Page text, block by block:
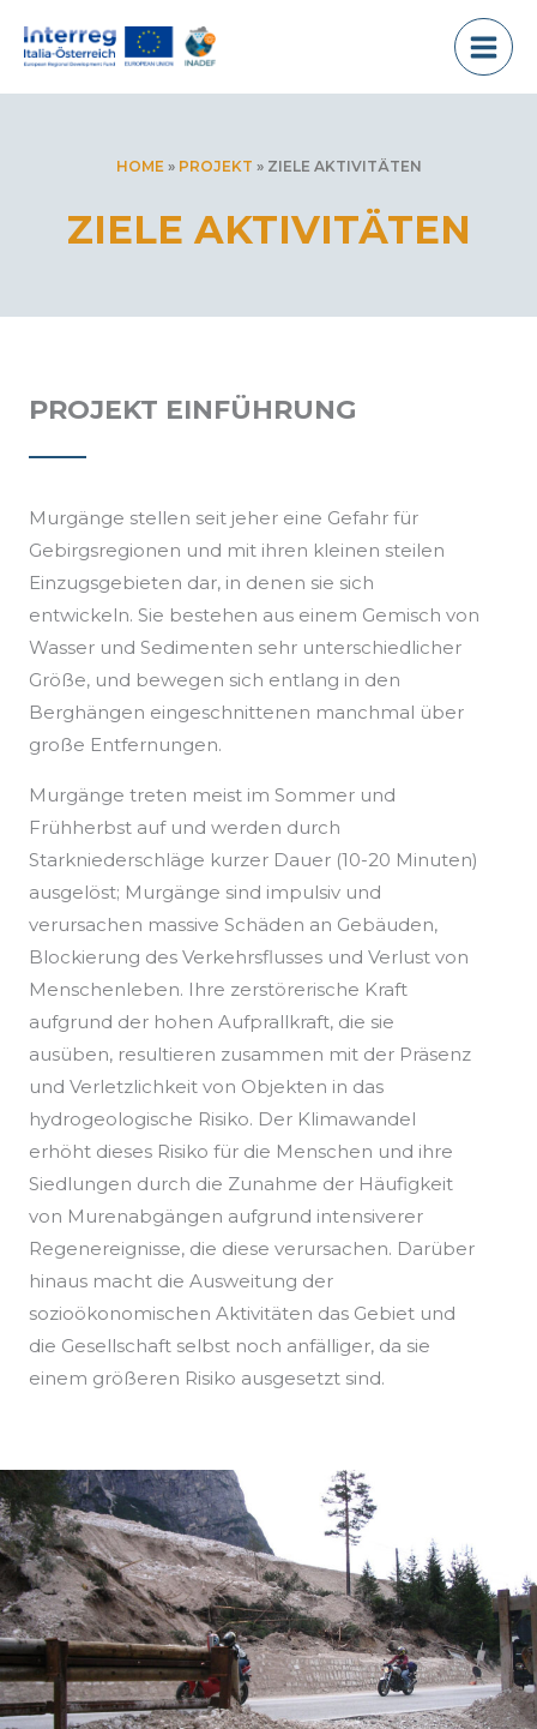
Inhalt
HOME» PROJEKT » ZIELE AKTIVITÄTEN
ZIELE AKTIVITÄTEN
PROJEKT EINFÜHRUNG
Murgänge stellen seit jeher eine Gefahr für
Gebirgsregionen und mit ihren kleinen steilen
Einzugsgebieten dar, in denen sie sich
entwickeln. Sie bestehen aus einem Gemisch von
Wasser und Sedimenten sehr unterschiedlicher
Größe, und bewegen sich entlang in den
Berghängen eingeschnittenen manchmal über
große Entfernungen.
Murgänge treten meist im Sommer und
Frühherbst auf und werden durch
Starkniederschläge kurzer Dauer (10-20 Minuten)
ausgelöst; Murgänge sind impulsiv und
verursachen massive Schäden an Gebäuden,
Blockierung des Verkehrsflusses und Verlust von
Menschenleben. Ihre zerstörerische Kraft
aufgrund der hohen Aufprallkraft, die sie
ausüben, resultieren zusammen mit der Präsenz
und Verletzlichkeit von Objekten in das
hydrogeologische Risiko. Der Klimawandel
erhöht dieses Risiko für die Menschen und ihre
Siedlungen durch die Zunahme der Häufigkeit
von Murenabgängen aufgrund intensiverer
Regenereignisse, die diese verursachen. Darüber
hinaus macht die Ausweitung der
sozioökonomischen Aktivitäten das Gebiet und
die Gesellschaft selbst noch anfälliger, da sie
einem größeren Risiko ausgesetzt sind.